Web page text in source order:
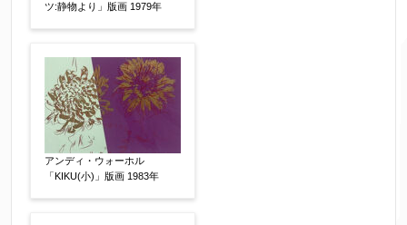
売却希望時期 【任意】
すぐに売りたい
その他
他社様の査定価格
会社名：
ツ:静物より」版画 1979年
アンディ・ウォーホル
「KIKU(小)」版画 1983年